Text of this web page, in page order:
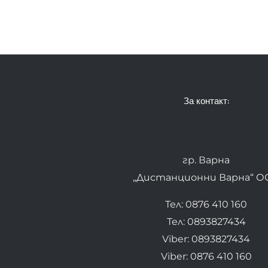
За контакт:
гр. Варна
„Дистанционни Варна“
Тел: 0876 410 160
Тел: 0893827434
Viber: 0893827434
Viber: 0876 410 160